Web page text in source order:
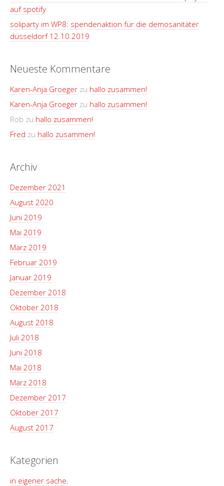
auf spotify
soliparty im WP8: spendenaktion für die demosanitäter
düsseldorf 12.10.2019
Neueste Kommentare
Karen-Anja Groeger zu hallo zusammen!
Karen-Anja Groeger zu hallo zusammen!
Rob zu hallo zusammen!
Fred zu hallo zusammen!
Archiv
Dezember 2021
August 2020
Juni 2019
Mai 2019
März 2019
Februar 2019
Januar 2019
Dezember 2018
Oktober 2018
August 2018
Juli 2018
Juni 2018
Mai 2018
März 2018
Dezember 2017
Oktober 2017
August 2017
Kategorien
in eigener sache.